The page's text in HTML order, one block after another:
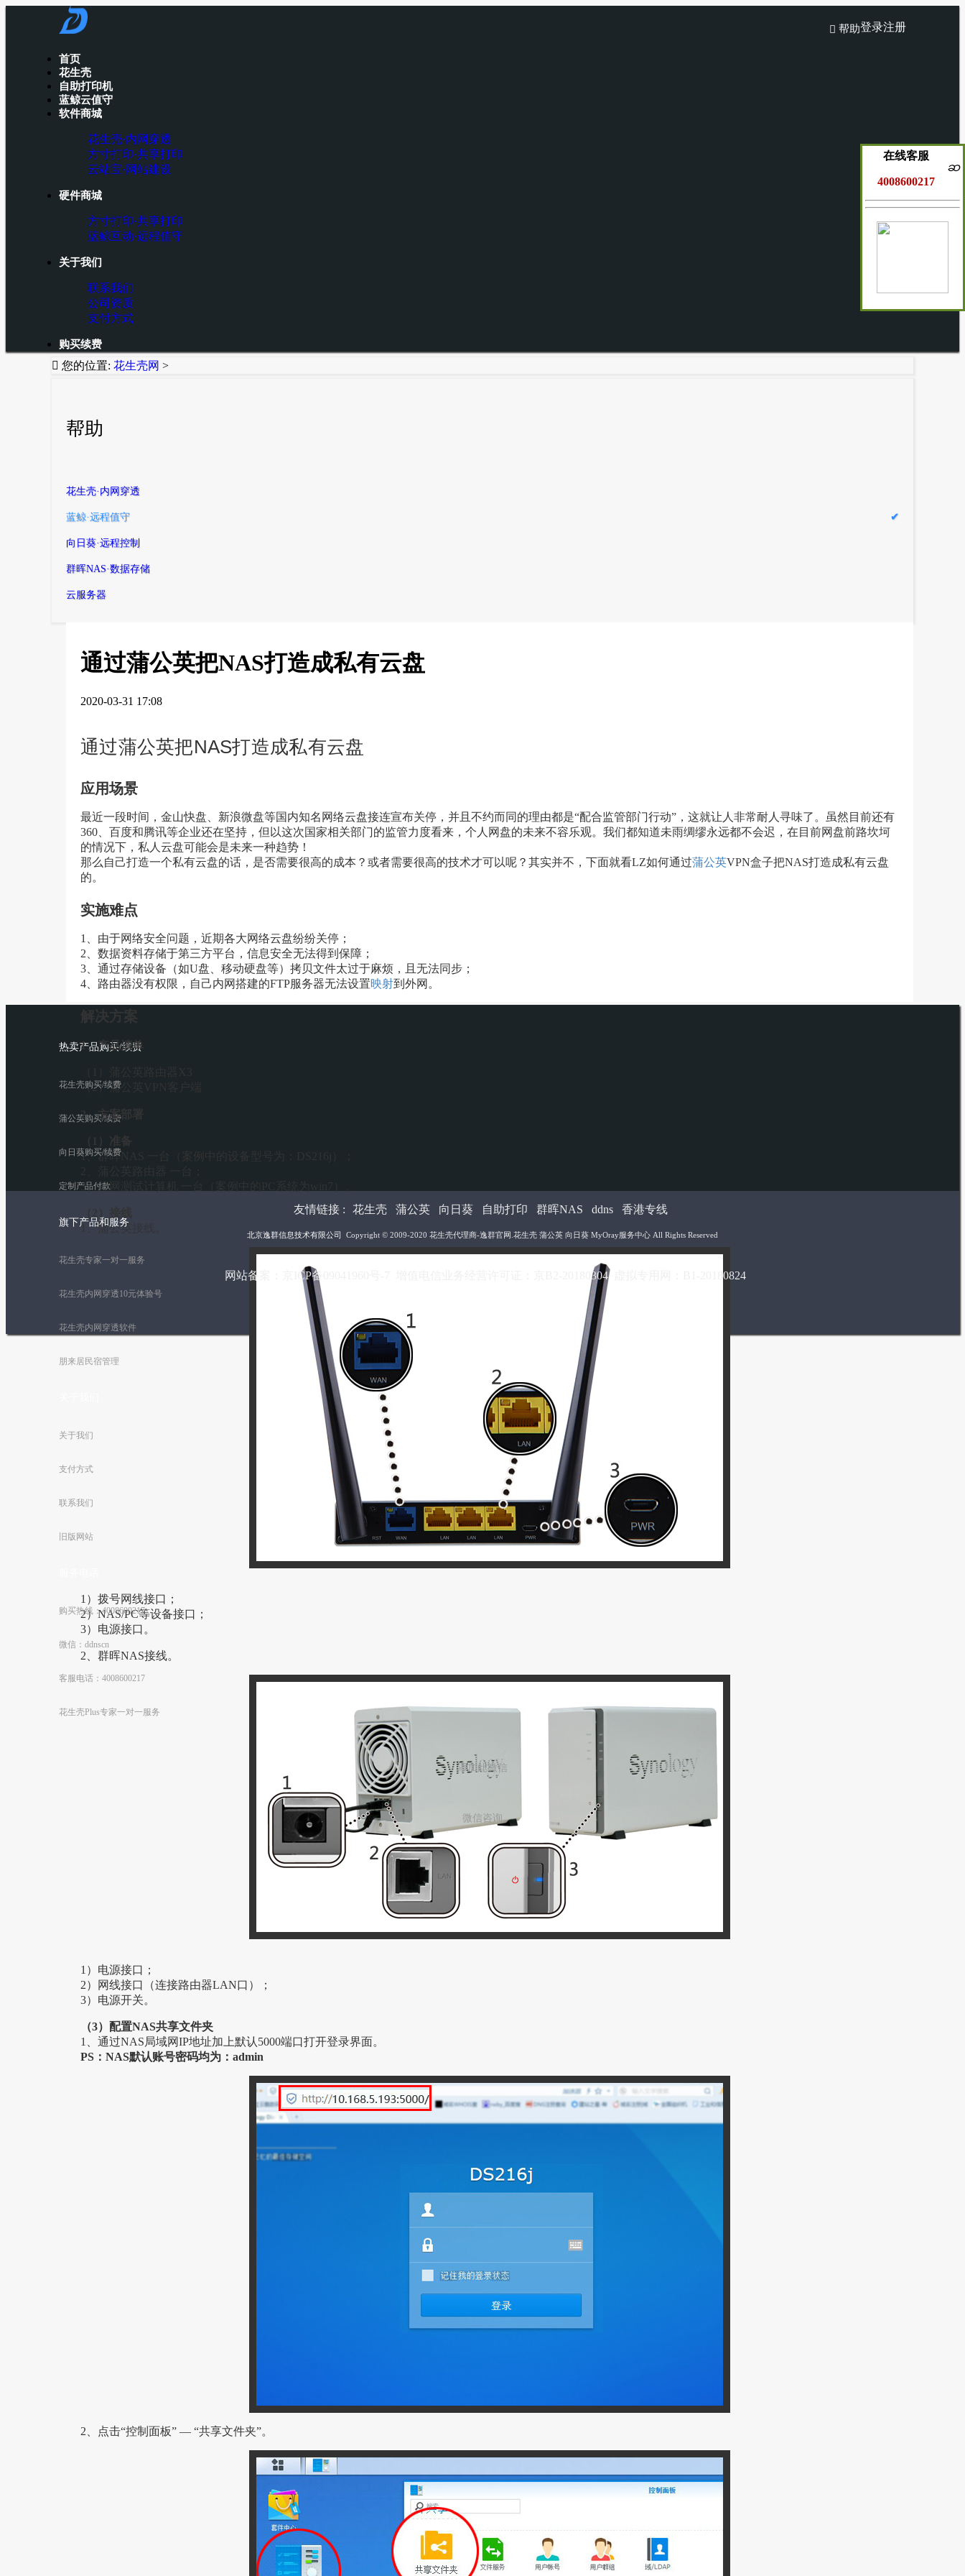
首页
花生壳
自助打印机
蓝鲸云值守
软件商城
花生壳·内网穿透
方寸打印·共享打印
云站宝·网站建设
硬件商城
方寸打印·共享打印
蓝鲸互动·远程值守
关于我们
联系我们
公司资质
支付方式
购买续费
 帮助登录注册
 您的位置: 花生壳网 >
帮助
花生壳·内网穿透
蓝鲸·远程值守
向日葵·远程控制
群晖NAS·数据存储
云服务器
通过蒲公英把NAS打造成私有云盘
2020-03-31 17:08
通过蒲公英把NAS打造成私有云盘
应用场景
最近一段时间，金山快盘、新浪微盘等国内知名网络云盘接连宣布关停，并且不约而同的理由都是“配合监管部门行动”，这就让人非常耐人寻味了。虽然目前还有
360、百度和腾讯等企业还在坚持，但以这次国家相关部门的监管力度看来，个人网盘的未来不容乐观。我们都知道未雨绸缪永远都不会迟，在目前网盘前路坎坷
的情况下，私人云盘可能会是未来一种趋势！
那么自己打造一个私有云盘的话，是否需要很高的成本？或者需要很高的技术才可以呢？其实并不，下面就看LZ如何通过蒲公英VPN盒子把NAS打造成私有云盘
的。
实施难点
1、由于网络安全问题，近期各大网络云盘纷纷关停；
2、数据资料存储于第三方平台，信息安全无法得到保障；
3、通过存储设备（如U盘、移动硬盘等）拷贝文件太过于麻烦，且无法同步；
4、路由器没有权限，自己内网搭建的FTP服务器无法设置映射到外网。
解决方案
1、产品清单
（1）蒲公英路由器X3
（2）蒲公英VPN客户端
2、方案部署
（1）准备
1、群晖NAS 一台（案例中的设备型号为：DS216j）；
2、蒲公英路由器 一台；
3、外网测试计算机 一台（案例中的PC系统为win7）。
（2）接线
1、蒲公英接线。
1）拨号网线接口；
2）NAS/PC等设备接口；
3）电源接口。
2、群晖NAS接线。
1）电源接口；
2）网线接口（连接路由器LAN口）；
3）电源开关。
（3）配置NAS共享文件夹
1、通过NAS局域网IP地址加上默认5000端口打开登录界面。
PS：NAS默认账号密码均为：admin
2、点击“控制面板” — “共享文件夹”。
热卖产品购买/续费
花生壳购买/续费
蒲公英购买/续费
向日葵购买/续费
定制产品付款
旗下产品和服务
花生壳专家一对一服务
花生壳内网穿透10元体验号
花生壳内网穿透软件
朋来居民宿管理
关于我们
支付方式
联系我们
旧版网站
购买热线：4008600217
微信：ddnscn
客服电话：4008600217
花生壳Plus专家一对一服务
添加此微信
微信咨询
友情链接 : 花生壳 蒲公英 向日葵 自助打印 群晖NAS ddns 香港专线
北京逸群信息技术有限公司 Copyright © 2009-2020 花生壳代理商-逸群官网 .花生壳 蒲公英 向日葵 MyOray服务中心 All Rights Reserved
网站备案： 京ICP备09041960号-7 增值电信业务经营许可证：京B2-20180304 虚拟专用网：B1-20180824
在线客服
ဆ
4008600217